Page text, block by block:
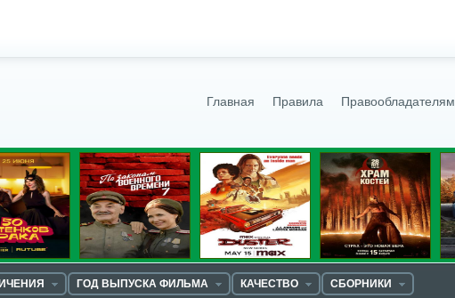
Главная Правила Правообладателям
ГОД ВЫПУСКА ФИЛЬМА КАЧЕСТВО СБОРНИКИ